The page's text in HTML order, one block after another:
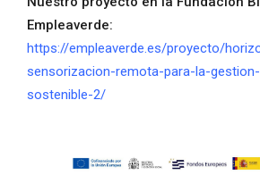
Empleaverde:
https://empleaverde.es/proyecto/
sensorizacion-remota-para-la-
sostenible-2/